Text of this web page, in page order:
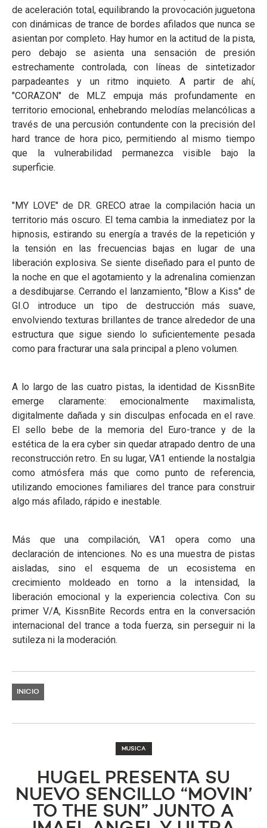
de aceleración total, equilibrando la provocación juguetona
con dinámicas de trance de bordes afilados que nunca se
asientan por completo. Hay humor en la actitud de la pista,
pero debajo se asienta una sensación de presión
estrechamente controlada, con líneas de sintetizador
parpadeantes y un ritmo inquieto. A partir de ahí,
"CORAZON" de MLZ empuja más profundamente en
territorio emocional, enhebrando melodías melancólicas a
través de una percusión contundente con la precisión del
hard trance de hora pico, permitiendo al mismo tiempo
que la vulnerabilidad permanezca visible bajo la
superficie.
"MY LOVE" de DR. GRECO atrae la compilación hacia un
territorio más oscuro. El tema cambia la inmediatez por la
hipnosis, estirando su energía a través de la repetición y
la tensión en las frecuencias bajas en lugar de una
liberación explosiva. Se siente diseñado para el punto de
la noche en que el agotamiento y la adrenalina comienzan
a desdibujarse. Cerrando el lanzamiento, "Blow a Kiss" de
GI.O introduce un tipo de destrucción más suave,
envolviendo texturas brillantes de trance alrededor de una
estructura que sigue siendo lo suficientemente pesada
como para fracturar una sala principal a pleno volumen.
A lo largo de las cuatro pistas, la identidad de KissnBite
emerge claramente: emocionalmente maximalista,
digitalmente dañada y sin disculpas enfocada en el rave.
El sello bebe de la memoria del Euro-trance y de la
estética de la era cyber sin quedar atrapado dentro de una
reconstrucción retro. En su lugar, VA1 entiende la nostalgia
como atmósfera más que como punto de referencia,
utilizando emociones familiares del trance para construir
algo más afilado, rápido e inestable.
Más que una compilación, VA1 opera como una
declaración de intenciones. No es una muestra de pistas
aisladas, sino el esquema de un ecosistema en
crecimiento moldeado en torno a la intensidad, la
liberación emocional y la experiencia colectiva. Con su
primer V/A, KissnBite Records entra en la conversación
internacional del trance a toda fuerza, sin perseguir ni la
sutileza ni la moderación.
INICIO
MUSICA
HUGEL PRESENTA SU
NUEVO SENCILLO “MOVIN’
TO THE SUN” JUNTO A